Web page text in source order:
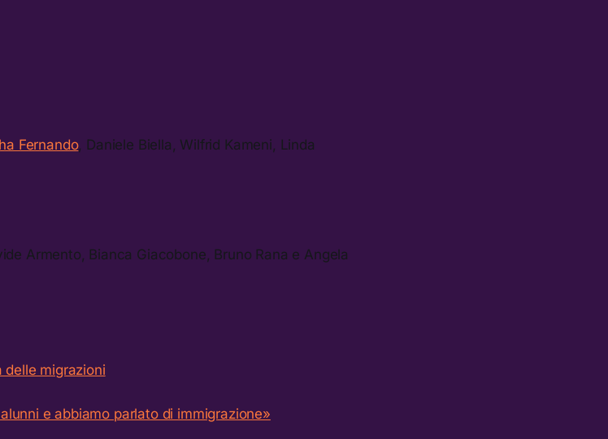
Fernando, Daniele Biella, Wilfrid Kameni, Linda
Armento, Bianca Giacobone, Bruno Rana e Angela
migrazioni
e abbiamo parlato di immigrazione»